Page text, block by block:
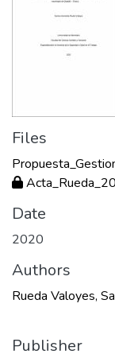
Files
Date
2020
Authors
Rueda Valoyes,
Publisher